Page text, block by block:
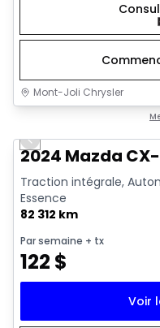
Mont-Joli Chrysler
Vidéo disponible
Previous slide
2024 Mazda
Traction intégrale,
Essence
82 312 km
Par semaine + tx
122 $
Voir